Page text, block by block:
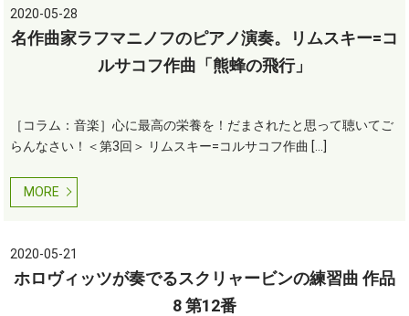
2020-05-28
名作曲家ラフマニノフのピアノ演奏。リムスキー=コ
ルサコフ作曲「熊蜂の飛行」
［コラム：音楽］心に最高の栄養を！だまされたと思って聴いてご
らんなさい！＜第3回＞ リムスキー=コルサコフ作曲 […]
MORE
2020-05-21
ホロヴィッツが奏でるスクリャービンの練習曲 作品
8 第12番